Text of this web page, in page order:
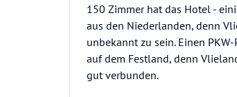
150 Zimmer hat das Hotel -
aus den Niederlanden, denn
unbekannt zu sein. Einen
auf dem Festland, denn
gut verbunden.